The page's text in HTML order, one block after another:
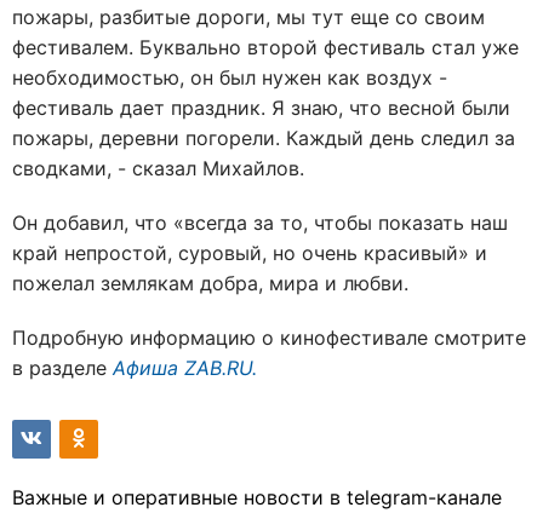
пожары, разбитые дороги, мы тут еще со своим
фестивалем. Буквально второй фестиваль стал уже
необходимостью, он был нужен как воздух -
фестиваль дает праздник. Я знаю, что весной были
пожары, деревни погорели. Каждый день следил за
сводками, - сказал Михайлов.
Он добавил, что «всегда за то, чтобы показать наш
край непростой, суровый, но очень красивый» и
пожелал землякам добра, мира и любви.
Подробную информацию о кинофестивале смотрите
в разделеАфиша ZAB.RU.
Важные и оперативные новости в telegram-канале